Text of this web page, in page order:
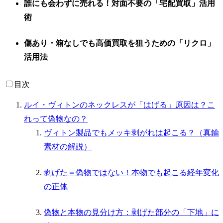
誰にも会わずに売れる！対面不要の「宅配買取」活用
術
傷あり・箱なしでも高価買取を狙うための「リクロ」
活用法
目次
ルイ・ヴィトンのネックレスが「はげる」原因は？こ
れって偽物なの？
ヴィトン製品でもメッキ剥がれは起こる？（真鍮
素材の解説）
剥げた＝偽物ではない！本物でも起こる経年変化
の正体
偽物と本物の見分け方：剥げた部分の「下地」に